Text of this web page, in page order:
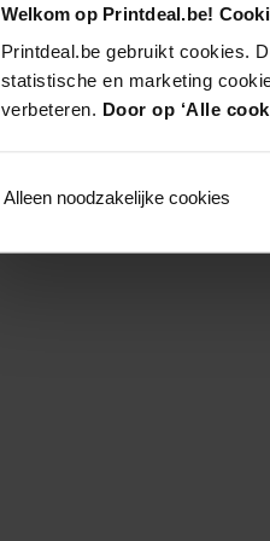
Welkom op Printdeal.be!
Printdeal.be gebruikt cookies.
statistische en marketing
verbeteren. Door op ‘Alle
Alleen noodzakelijke cookies